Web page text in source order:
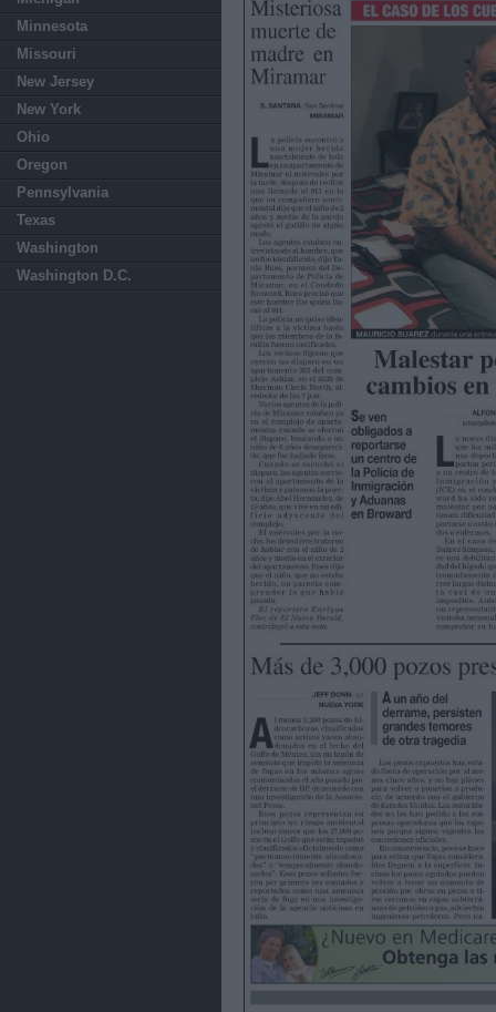
Minnesota
Missouri
New Jersey
New York
Ohio
Oregon
Pennsylvania
Texas
Washington
Washington D.C.